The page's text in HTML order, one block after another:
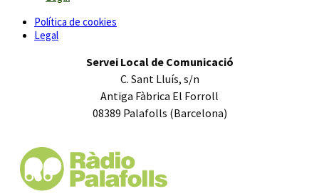
Política de cookies
Legal
Servei Local de Comunicació
C. Sant Lluís, s/n
Antiga Fàbrica El Forroll
08389 Palafolls (Barcelona)